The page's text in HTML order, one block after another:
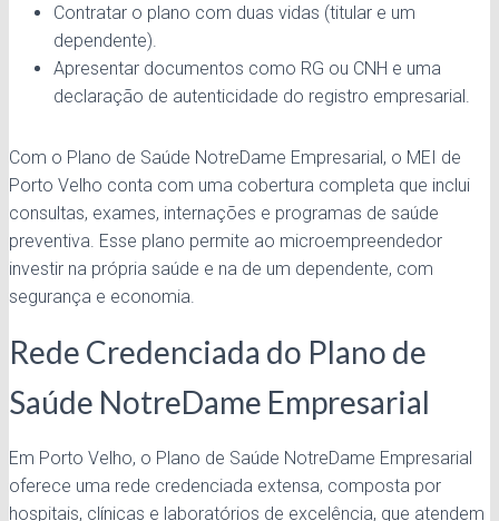
Contratar o plano com duas vidas (titular e um
dependente).
Apresentar documentos como RG ou CNH e uma
declaração de autenticidade do registro empresarial.
Com o Plano de Saúde NotreDame Empresarial, o MEI de
Porto Velho conta com uma cobertura completa que inclui
consultas, exames, internações e programas de saúde
preventiva. Esse plano permite ao microempreendedor
investir na própria saúde e na de um dependente, com
segurança e economia.
Rede Credenciada do Plano de
Saúde NotreDame Empresarial
Em Porto Velho, o Plano de Saúde NotreDame Empresarial
oferece uma rede credenciada extensa, composta por
hospitais, clínicas e laboratórios de excelência, que atendem